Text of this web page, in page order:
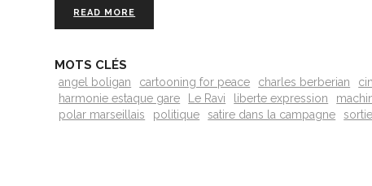
READ MORE
MOTS CLÉS
angel boligan cartooning for peace charles berberian
harmonie estaque gare
Le Ravi liberte expression
polar marseillais
politique satire dans la campagne